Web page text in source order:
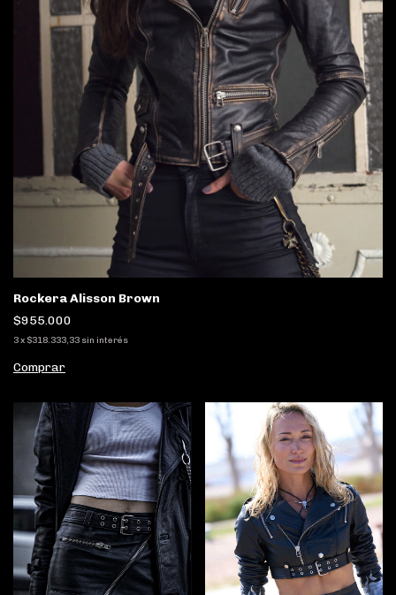
Rockera Alisson Brown
$955.000
3x $318.333,33 sin interés
Comprar